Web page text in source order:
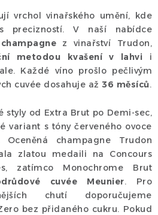
vrchol vinařského umění, kde
precizností. V naší nabídce
champagne z vinařství Trudon,
metodou kvašení v lahvi i
Každé víno prošlo pečlivým
cuvée dosahuje až 36 měsíců.
styly od Extra Brut po Demi-sec,
variant s tóny červeného ovoce
champagne Trudon
zlatou medaili na Concours
zatímco Monochrome Brut
cuvée Meunier. Pro
chutí doporučujeme
bez přidaného cukru. Pokud